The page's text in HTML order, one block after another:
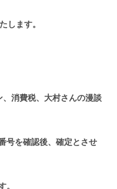
します。
消費税、大村さんの漫談
号を確認後、確定とさせ
。